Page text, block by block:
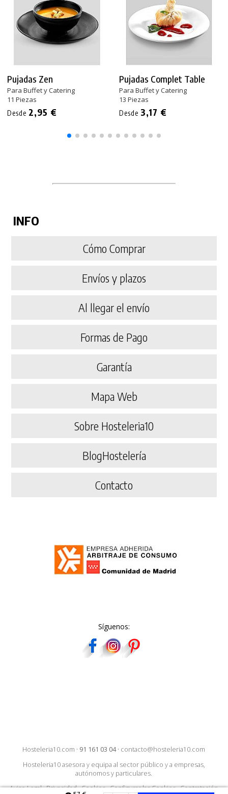
Pujadas Zen
Para Buffet y Catering
11 Piezas
Desde 2,95 €
Pujadas Complet Table
Para Buffet y Catering
13 Piezas
Desde 3,17 €
INFO
Cómo Comprar
Envíos y plazos
Al llegar el envío
Formas de Pago
Garantía
Mapa Web
Sobre Hosteleria10
BlogHostelería
Contacto
Síguenos:
Hosteleria10.com · 91 161 03 04· contacto@hosteleria10.com
Hosteleria10 asesora y equipa al sector público y a empresas,
autónomos y particulares.
Aviso Legal·Privacidad·Cookies·Configurar las Cookies·Contratación